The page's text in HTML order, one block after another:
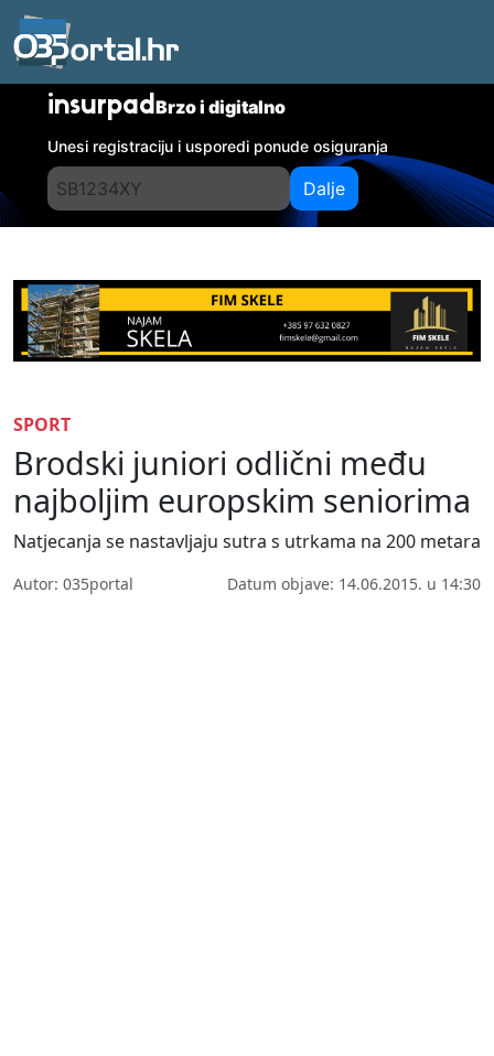
insurpadBrzo i digitalno
Unesi registraciju i usporedi ponude osiguranja
Dalje
SPORT
Brodski juniori odlični među
najboljim europskim seniorima
Natjecanja se nastavljaju sutra s utrkama na 200 metara
Autor: 035portal Datum objave: 14.06.2015. u 14:30